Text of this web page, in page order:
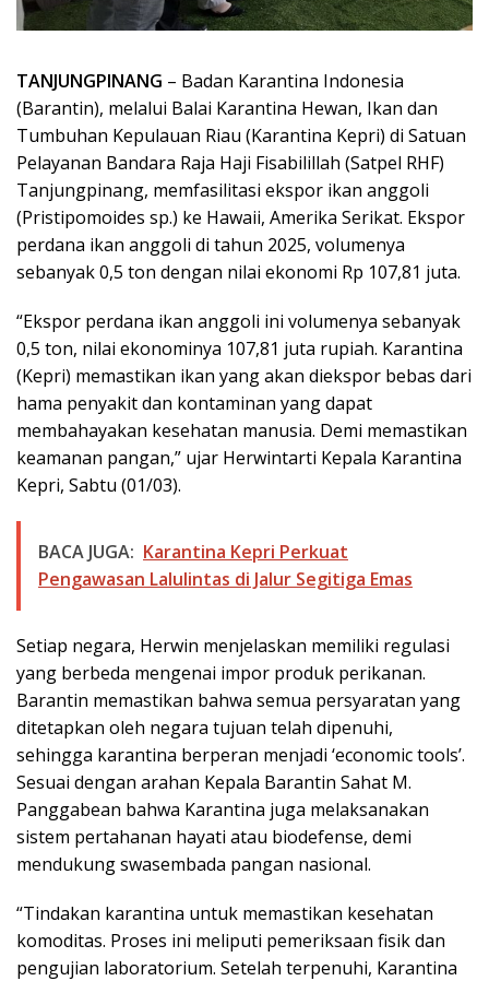
TANJUNGPINANG – Badan Karantina Indonesia
(Barantin), melalui Balai Karantina Hewan, Ikan dan
Tumbuhan Kepulauan Riau (Karantina Kepri) di Satuan
Pelayanan Bandara Raja Haji Fisabilillah (Satpel RHF)
Tanjungpinang, memfasilitasi ekspor ikan anggoli
(Pristipomoides sp.) ke Hawaii, Amerika Serikat. Ekspor
perdana ikan anggoli di tahun 2025, volumenya
sebanyak 0,5 ton dengan nilai ekonomi Rp 107,81 juta.
“Ekspor perdana ikan anggoli ini volumenya sebanyak
0,5 ton, nilai ekonominya 107,81 juta rupiah. Karantina
(Kepri) memastikan ikan yang akan diekspor bebas dari
hama penyakit dan kontaminan yang dapat
membahayakan kesehatan manusia. Demi memastikan
keamanan pangan,” ujar Herwintarti Kepala Karantina
Kepri, Sabtu (01/03).
BACA JUGA: Karantina Kepri Perkuat
Pengawasan Lalulintas di Jalur Segitiga Emas
Setiap negara, Herwin menjelaskan memiliki regulasi
yang berbeda mengenai impor produk perikanan.
Barantin memastikan bahwa semua persyaratan yang
ditetapkan oleh negara tujuan telah dipenuhi,
sehingga karantina berperan menjadi ‘economic tools’.
Sesuai dengan arahan Kepala Barantin Sahat M.
Panggabean bahwa Karantina juga melaksanakan
sistem pertahanan hayati atau biodefense, demi
mendukung swasembada pangan nasional.
“Tindakan karantina untuk memastikan kesehatan
komoditas. Proses ini meliputi pemeriksaan fisik dan
pengujian laboratorium. Setelah terpenuhi, Karantina